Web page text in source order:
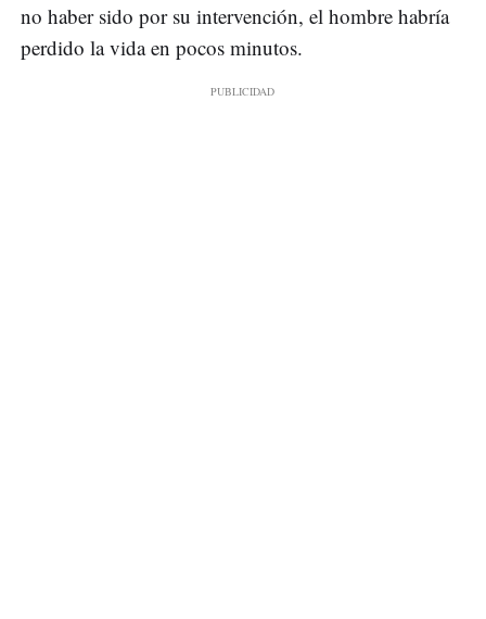
no haber sido por su intervención, el hombre habría
perdido la vida en pocos minutos.